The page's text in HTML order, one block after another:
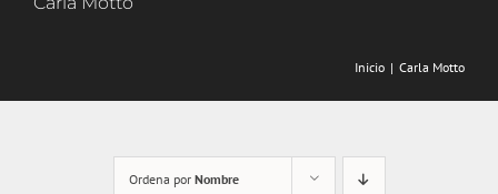
Inicio Carla Motto
Ordena por Nombre